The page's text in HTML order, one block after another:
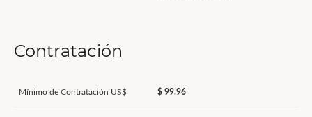
Contratación
Mínimo de Contratación US$ $ 99.96